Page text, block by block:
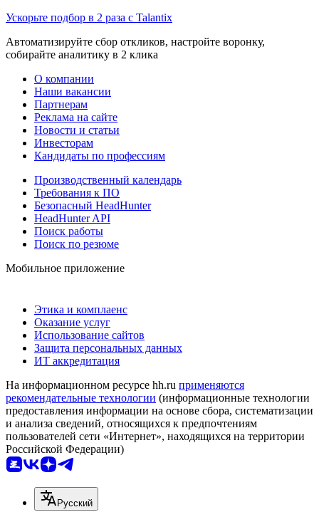
Ускорьте подбор в 2 раза с Talantix
Автоматизируйте сбор откликов, настройте воронку,
собирайте аналитику в 2 клика
О компании
Наши вакансии
Партнерам
Реклама на сайте
Новости и статьи
Инвесторам
Кандидаты по профессиям
Производственный календарь
Требования к ПО
Безопасный HeadHunter
HeadHunter API
Поиск работы
Поиск по резюме
Мобильное приложение
Этика и комплаенс
Оказание услуг
Использование сайтов
Защита персональных данных
ИТ аккредитация
На информационном ресурсе hh.ru применяются
рекомендательные технологии (информационные технологии
предоставления информации на основе сбора, систематизации
и анализа сведений, относящихся к предпочтениям
пользователей сети «Интернет», находящихся на территории
Российской Федерации)
Русский